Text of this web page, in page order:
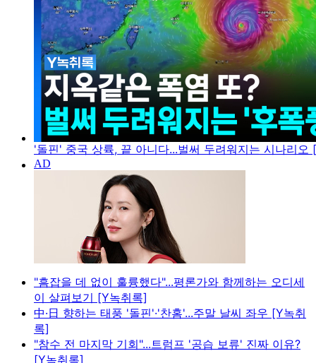
'돌핀' 중국 상륙, 끝 아니다...벌써 두려워지는 시나리오
"흠잡을 데 없이 훌륭했다"...평론가와 함께하는 오디세
이 살펴보기 [Y녹취록]
中·日 향하는 태풍 '돌핀'·'찬홈'...주말 날씨 좌우 [Y녹취
록]
"참수 전 마지막 기회"...트럼프 '공습 보류' 진짜 이유?
[Y녹취록]